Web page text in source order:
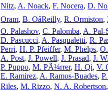
Nitz, A. Noack, F. Nocera, D.
Oram, B. OâReilly, R. Ormiston,
O. Palashov, C. Palomba, A. Pal-
D. Pascucci, A. Pasqualetti, R.
Perri, H. P. Pfeiffer, M. Phelps,
A. Post, J. Powell, J. Prasad, J.
P. Puppo, M. PÃ¼rrer, H. Qi, V.
E. Ramirez, A. Ramos-Buades,
Riles, M. Rizzo, N. A. Robertson,